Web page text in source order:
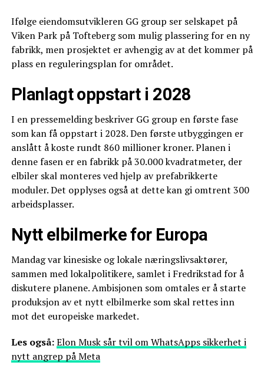
Ifølge eiendomsutvikleren GG group ser selskapet på
Viken Park på Tofteberg som mulig plassering for en ny
fabrikk, men prosjektet er avhengig av at det kommer på
plass en reguleringsplan for området.
Planlagt oppstart i 2028
I en pressemelding beskriver GG group en første fase
som kan få oppstart i 2028. Den første utbyggingen er
anslått å koste rundt 860 millioner kroner. Planen i
denne fasen er en fabrikk på 30.000 kvadratmeter, der
elbiler skal monteres ved hjelp av prefabrikkerte
moduler. Det opplyses også at dette kan gi omtrent 300
arbeidsplasser.
Nytt elbilmerke for Europa
Mandag var kinesiske og lokale næringslivsaktører,
sammen med lokalpolitikere, samlet i Fredrikstad for å
diskutere planene. Ambisjonen som omtales er å starte
produksjon av et nytt elbilmerke som skal rettes inn
mot det europeiske markedet.
Les også:Elon Musk sår tvil om WhatsApps sikkerhet i
nytt angrep på Meta